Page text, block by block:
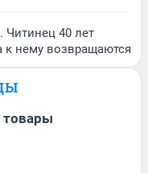
Читинец 40 лет
к нему возвращаются
товары